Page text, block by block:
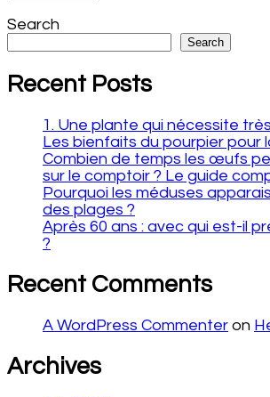
Search
Search
Recent Posts
1. Une plante qui nécessite
Les bienfaits du pourpier pour
Combien de temps les œufs
sur le comptoir ? Le guide
Pourquoi les méduses
des plages ?
Après 60 ans : avec qui est-il
?
Recent Comments
A WordPress Commenter on
Archives